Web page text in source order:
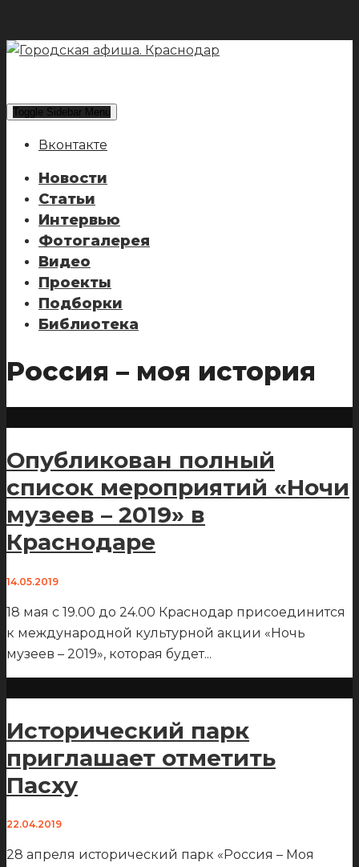
Toggle Sidebar Menu
Вконтакте
Новости
Статьи
Интервью
Фотогалерея
Видео
Проекты
Подборки
Библиотека
Россия – моя история
Опубликован полный
список мероприятий «Ночи
музеев – 2019» в
Краснодаре
14.05.2019
18 мая с 19.00 до 24.00 Краснодар присоединится
к международной культурной акции «Ночь
музеев – 2019», которая будет...
Исторический парк
приглашает отметить
Пасху
22.04.2019
28 апреля исторический парк «Россия – Моя